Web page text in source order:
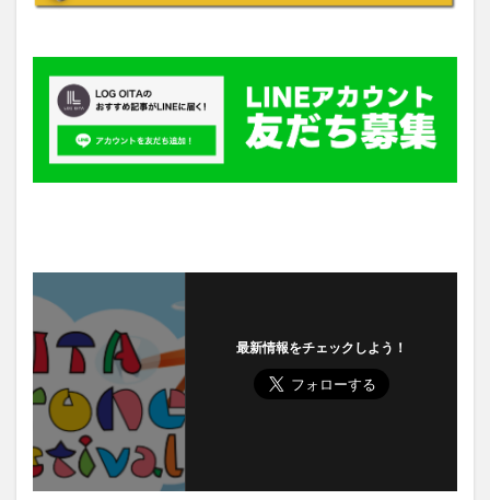
最新情報をチェックしよう！